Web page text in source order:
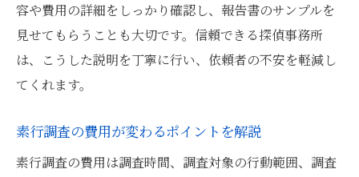
容や費用の詳細をしっかり確認し、報告書のサンプルを
見せてもらうことも大切です。信頼できる探偵事務所
は、こうした説明を丁寧に行い、依頼者の不安を軽減し
てくれます。
素行調査の費用が変わるポイントを解説
素行調査の費用は調査時間、調査対象の行動範囲、調査